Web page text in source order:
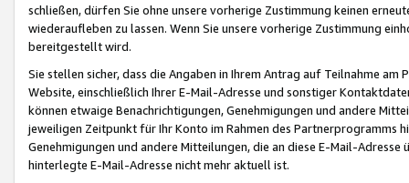
schließen, dürfen Sie ohne unsere vorherige Zustimmung keinen
wiederaufleben zu lassen. Wenn Sie unsere vorherige Zustimmung
bereitgestellt wird.
Sie stellen sicher, dass die Angaben in Ihrem Antrag auf Teilnahme
Website, einschließlich Ihrer E-Mail-Adresse und sonstiger
können etwaige Benachrichtigungen, Genehmigungen und andere
jeweiligen Zeitpunkt für Ihr Konto im Rahmen des Partnerprogramms
Genehmigungen und andere Mitteilungen, die an diese E-Mail-
hinterlegte E-Mail-Adresse nicht mehr aktuell ist.